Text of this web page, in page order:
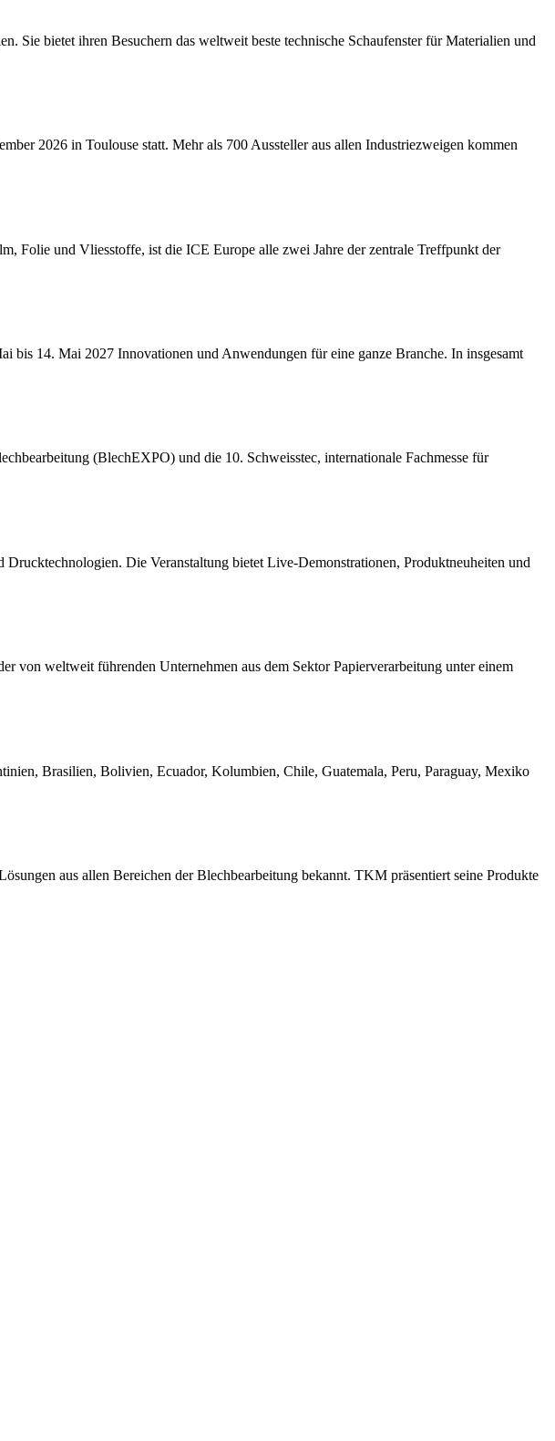
bietet ihren Besuchern das weltweit beste technische Schaufenster für Materialien und
2026 in Toulouse statt. Mehr als 700 Aussteller aus allen Industriezweigen kommen
Folie und Vliesstoffe, ist die ICE Europe alle zwei Jahre der zentrale Treffpunkt der
14. Mai 2027 Innovationen und Anwendungen für eine ganze Branche. In insgesamt
(BlechEXPO) und die 10. Schweisstec, internationale Fachmesse für
Die Veranstaltung bietet Live‑Demonstrationen, Produktneuheiten und
von weltweit führenden Unternehmen aus dem Sektor Papierverarbeitung unter einem
Brasilien, Bolivien, Ecuador, Kolumbien, Chile, Guatemala, Peru, Paraguay, Mexiko
aus allen Bereichen der Blechbearbeitung bekannt. TKM präsentiert seine Produkte